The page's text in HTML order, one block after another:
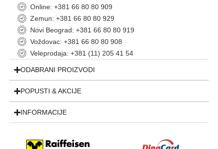
Online: +381 66 80 80 909
Zemun: +381 66 80 80 929
Novi Beograd: +381 66 80 80 919
Voždovac: +381 66 80 80 908
Veleprodaja: +381 (11) 205 41 54
ODABRANI PROIZVODI
POPUSTI & AKCIJE
INFORMACIJE